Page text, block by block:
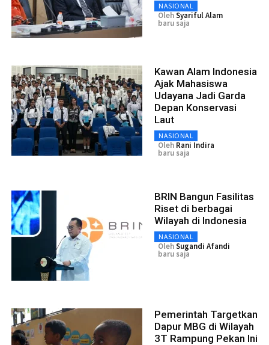
NASIONAL
OlehSyariful Alam
baru saja
Kawan Alam Indonesia
Ajak Mahasiswa
Udayana Jadi Garda
Depan Konservasi
Laut
NASIONAL
Oleh Rani Indira
baru saja
BRIN Bangun Fasilitas
Riset di berbagai
Wilayah di Indonesia
NASIONAL
OlehSugandi Afandi
baru saja
Pemerintah Targetkan
Dapur MBG di Wilayah
3T Rampung Pekan Ini